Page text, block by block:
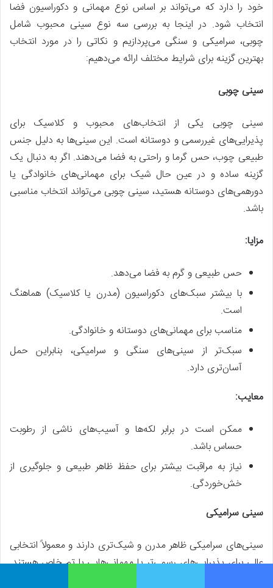
خود را دارد که می‌تواند بر اساس نوع مهمانی و دکوراسیون فضا
انتخاب شود. در اینجا به بررسی سه نوع سینی محبوب شامل
چوبی، سرامیکی و سنگی می‌پردازیم و نکاتی را در مورد انتخاب
بهترین گزینه برای شرایط مختلف ارائه می‌دهیم:
سینی چوبی
سینی چوبی یکی از انتخاب‌های محبوب و کلاسیک برای
پذیرایی‌های غیررسمی و دوستانه است. این سینی‌ها به دلیل جنس
طبیعی چوب، حس گرما و راحتی به فضا می‌دهند. اگر به دنبال یک
گزینه ساده و در عین حال شیک برای مهمانی‌های خانوادگی یا
دورهمی‌های دوستانه هستید، سینی چوبی می‌تواند انتخاب مناسبی
باشد.
مزایا:
حس طبیعی و گرم به فضا می‌دهد.
با بیشتر سبک‌های دکوراسیون (مدرن یا کلاسیک) هماهنگ
است.
مناسب برای مهمانی‌های دوستانه و خانوادگی.
سبک‌تر از سینی‌های سنگی و سرامیکی، بنابراین حمل
آسان‌تری دارد.
معایب:
ممکن است در برابر لکه‌ها و آسیب‌های ناشی از رطوبت
حساس باشد.
نیاز به مراقبت بیشتر برای حفظ ظاهر طبیعی و جلوگیری از
خش‌خوردگی.
سینی سرامیکی
سینی‌های سرامیکی ظاهر مدرن و شیک‌تری دارند و معمولاً انتخابی
عالی برای پذیرایی‌های رسمی‌تر یا مهمانی‌هایی با تم خاص هستند.